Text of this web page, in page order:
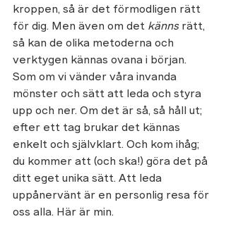
kroppen, så är det förmodligen rätt
för dig. Men även om det känns rätt,
så kan de olika metoderna och
verktygen kännas ovana i början.
Som om vi vänder våra invanda
mönster och sätt att leda och styra
upp och ner. Om det är så, så håll ut;
efter ett tag brukar det kännas
enkelt och självklart. Och kom ihåg;
du kommer att (och ska!) göra det på
ditt eget unika sätt. Att leda
uppånervänt är en personlig resa för
oss alla. Här är min.